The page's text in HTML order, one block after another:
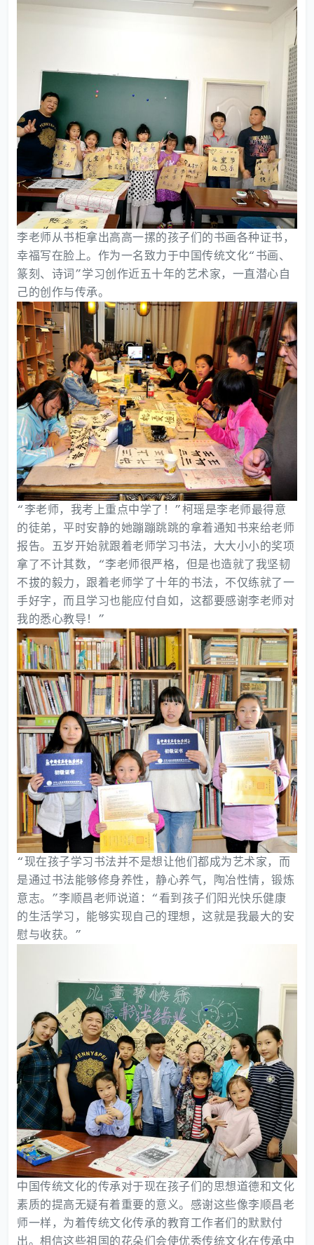
李老师从书柜拿出高高一摞的孩子们的书画各种证书，
幸福写在脸上。作为一名致力于中国传统文化“书画、
篆刻、诗词”学习创作近五十年的艺术家，一直潜心自
己的创作与传承。
“李老师，我考上重点中学了！”柯瑶是李老师最得意
的徒弟，平时安静的她蹦蹦跳跳的拿着通知书来给老师
报告。五岁开始就跟着老师学习书法，大大小小的奖项
拿了不计其数，“李老师很严格，但是也造就了我坚韧
不拔的毅力，跟着老师学了十年的书法，不仅练就了一
手好字，而且学习也能应付自如，这都要感谢李老师对
我的悉心教导！”
“现在孩子学习书法并不是想让他们都成为艺术家，而
是通过书法能够修身养性，静心养气，陶冶性情，锻炼
意志。”李顺昌老师说道：“看到孩子们阳光快乐健康
的生活学习，能够实现自己的理想，这就是我最大的安
慰与收获。”
中国传统文化的传承对于现在孩子们的思想道德和文化
素质的提高无疑有着重要的意义。感谢这些像李顺昌老
师一样，为着传统文化传承的教育工作者们的默默付